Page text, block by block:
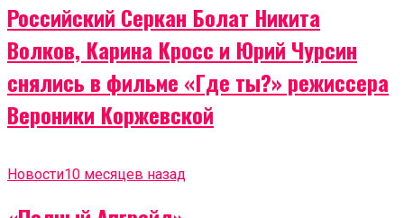
Российский Серкан Болат Никита
Волков, Карина Кросс и Юрий Чурсин
снялись в фильме «Где ты?» режиссера
Вероники Коржевской
Новости10 месяцев назад